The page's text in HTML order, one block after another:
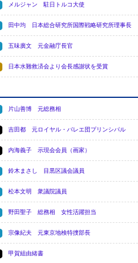
メルジャン 駐日トルコ大使
田中均 日本総合研究所国際戦略研究所理事長
五味廣文 元金融庁長官
日本水難救済会より会長感謝状を受賞
片山善博 元総務相
吉田都 元ロイヤル・バレエ団プリンシパル
内海義子 示現会会員（画家）
鈴木まさし 目黒区議会議員
松本文明 衆議院議員
野田聖子 総務相 女性活躍担当
宗像紀夫 元東京地検特捜部長
甲賀組由緒書